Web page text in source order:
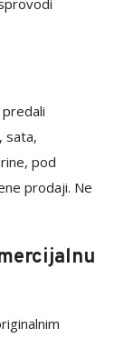
sata,
pod
prodaji. Ne